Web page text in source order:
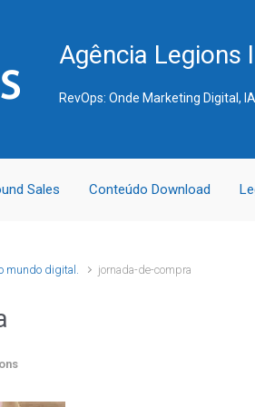
Agência Legions
RevOps: Onde Marketing Digital,
Sales Conteúdo Download
mundo digital. jornada-de-compra